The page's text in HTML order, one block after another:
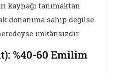
kaynağı tanımaktan
donanıma sahip değilse
imkânsızdır.
%40-60 Emilim